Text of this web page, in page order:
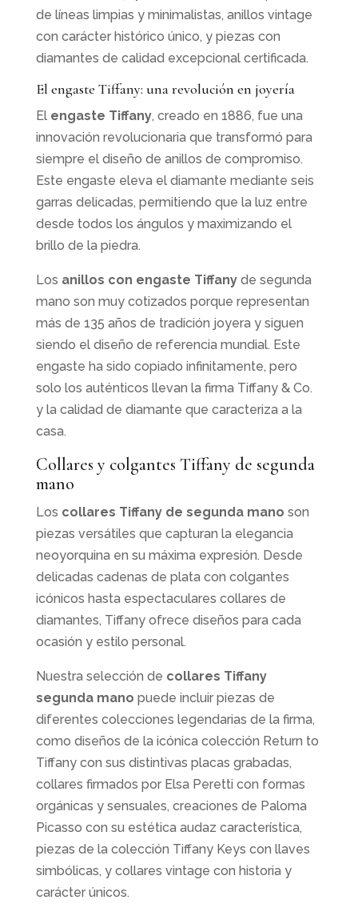
de líneas limpias y minimalistas, anillos vintage
con carácter histórico único, y piezas con
diamantes de calidad excepcional certificada.
El engaste Tiffany: una revolución en joyería
El engaste Tiffany, creado en 1886, fue una
innovación revolucionaria que transformó para
siempre el diseño de anillos de compromiso.
Este engaste eleva el diamante mediante seis
garras delicadas, permitiendo que la luz entre
desde todos los ángulos y maximizando el
brillo de la piedra.
Los anillos con engaste Tiffanyde segunda
mano son muy cotizados porque representan
más de 135 años de tradición joyera y siguen
siendo el diseño de referencia mundial. Este
engaste ha sido copiado infinitamente, pero
solo los auténticos llevan la firma Tiffany & Co.
y la calidad de diamante que caracteriza a la
casa.
Collares y colgantes Tiffany de segunda
mano
Los collares Tiffany de segunda mano son
piezas versátiles que capturan la elegancia
neoyorquina en su máxima expresión. Desde
delicadas cadenas de plata con colgantes
icónicos hasta espectaculares collares de
diamantes, Tiffany ofrece diseños para cada
ocasión y estilo personal.
Nuestra selección de collares Tiffany
segunda mano puede incluir piezas de
diferentes colecciones legendarias de la firma,
como diseños de la icónica colección Return to
Tiffany con sus distintivas placas grabadas,
collares firmados por Elsa Peretti con formas
orgánicas y sensuales, creaciones de Paloma
Picasso con su estética audaz característica,
piezas de la colección Tiffany Keys con llaves
simbólicas, y collares vintage con historia y
carácter únicos.